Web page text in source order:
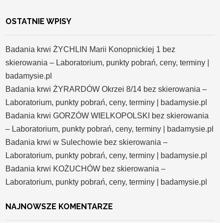
OSTATNIE WPISY
Badania krwi ŻYCHLIN Marii Konopnickiej 1 bez
skierowania – Laboratorium, punkty pobrań, ceny, terminy |
badamysie.pl
Badania krwi ŻYRARDÓW Okrzei 8/14 bez skierowania –
Laboratorium, punkty pobrań, ceny, terminy | badamysie.pl
Badania krwi GORZÓW WIELKOPOLSKI bez skierowania
– Laboratorium, punkty pobrań, ceny, terminy | badamysie.pl
Badania krwi w Sulechowie bez skierowania –
Laboratorium, punkty pobrań, ceny, terminy | badamysie.pl
Badania krwi KOŻUCHÓW bez skierowania –
Laboratorium, punkty pobrań, ceny, terminy | badamysie.pl
NAJNOWSZE KOMENTARZE